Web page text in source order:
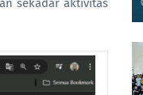
sekadar aktivitas